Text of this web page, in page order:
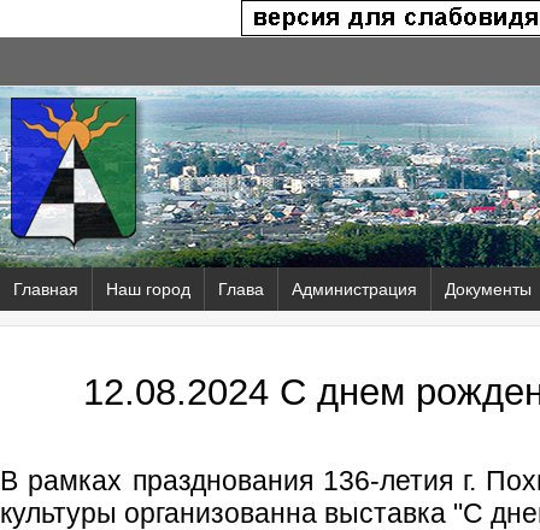
Главная Наш город Глава Администрация Документы
12.08.2024 С днем
В рамках празднования 136-летия г.
культуры организованна выставка "С